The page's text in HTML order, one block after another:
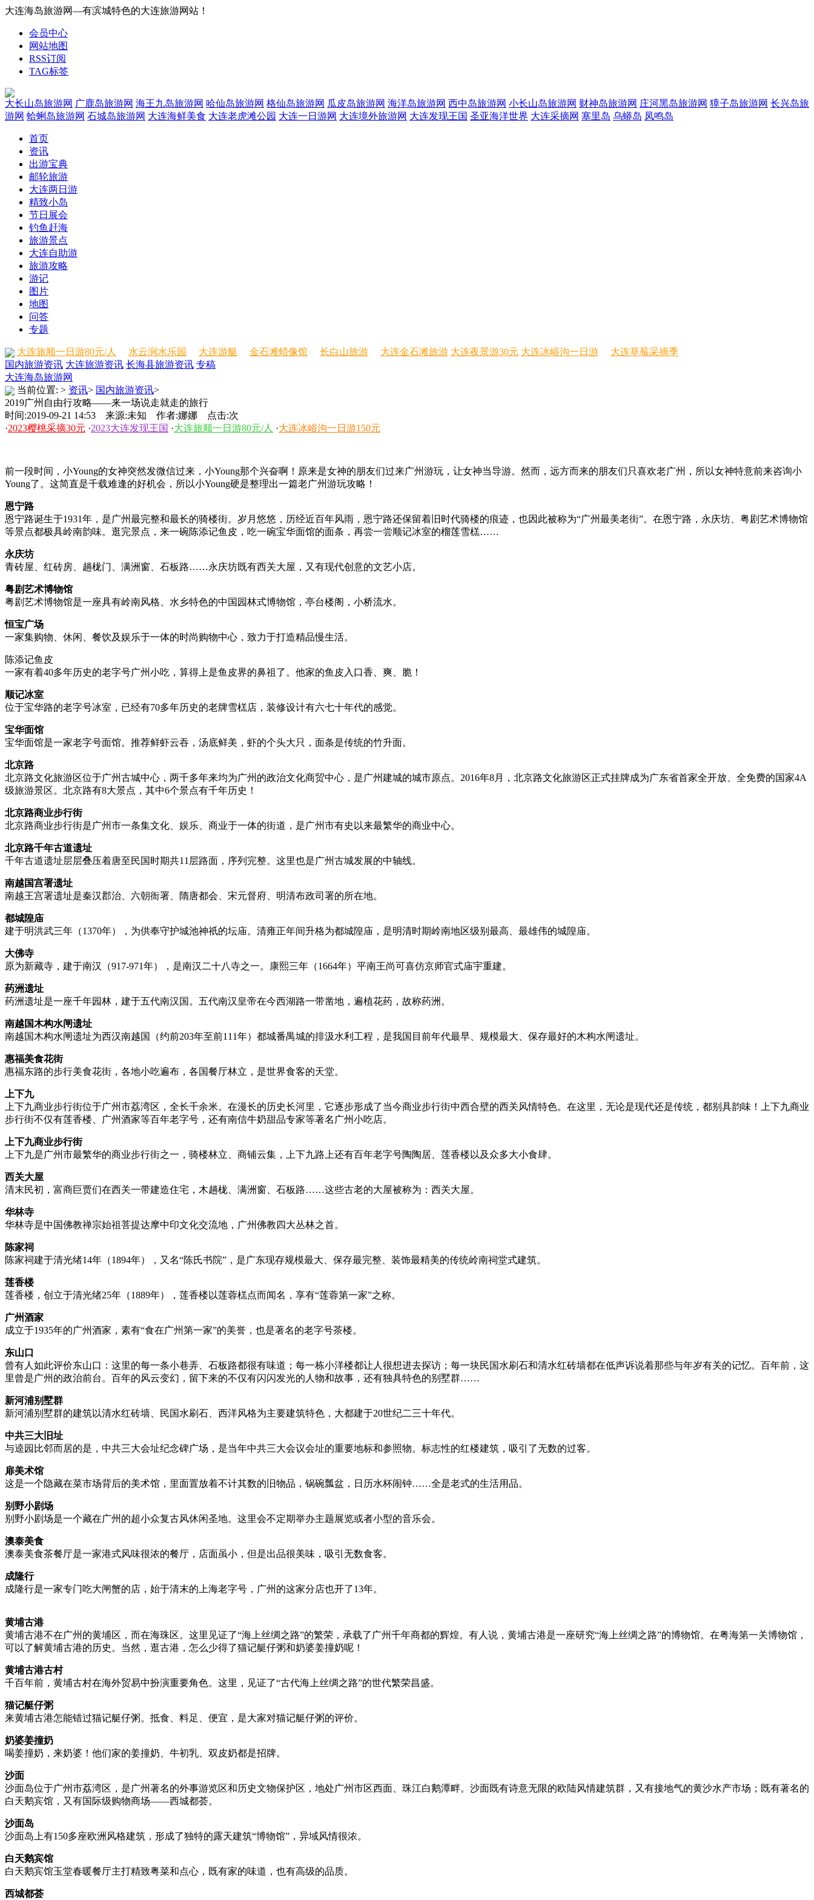
大连海岛旅游网—有滨城特色的大连旅游网站！
会员中心
网站地图
RSS订阅
TAG标签
大长山岛旅游网 广鹿岛旅游网 海王九岛旅游网 哈仙岛旅游网 格仙岛旅游网 瓜皮岛旅游网 海洋岛旅游网 西中岛旅游网 小长山岛旅游网 财神岛旅游网 庄河黑岛旅游网 獐子岛旅游网 长兴岛旅
游网 蛤蜊岛旅游网 石城岛旅游网 大连海鲜美食 大连老虎滩公园 大连一日游网 大连境外旅游网 大连发现王国 圣亚海洋世界 大连采摘网 塞里岛 乌蟒岛 凤鸣岛
首页
资讯
出游宝典
邮轮旅游
大连两日游
精致小岛
节日展会
钓鱼赶海
旅游景点
大连自助游
旅游攻略
游记
图片
地图
问答
专题
大连旅顺一日游80元/人 水云涧水乐园 大连游艇 金石滩蜡像馆 长白山旅游 大连金石滩旅游 大连夜景游30元 大连冰峪沟一日游
大连草莓采摘季
国内旅游资讯 大连旅游资讯 长海县旅游资讯 专稿
大连海岛旅游网
当前位置: > 资讯> 国内旅游资讯>
2019广州自由行攻略——来一场说走就走的旅行
时间:2019-09-21 14:53 来源:未知 作者:娜娜 点击:次
·2023樱桃采摘30元 ·2023大连发现王国 ·大连旅顺一日游80元/人 ·大连冰峪沟一日游150元
前一段时间，小Young的女神突然发微信过来，小Young那个兴奋啊！原来是女神的朋友们过来广州游玩，让女神当导游。然而，远方而来的朋友们只喜欢老广州，所以女神特意前来咨询小
Young了。这简直是千载难逢的好机会，所以小Young硬是整理出一篇老广州游玩攻略！
恩宁路
恩宁路诞生于1931年，是广州最完整和最长的骑楼街。岁月悠悠，历经近百年风雨，恩宁路还保留着旧时代骑楼的痕迹，也因此被称为“广州最美老街”。在恩宁路，永庆坊、粤剧艺术博物馆
等景点都极具岭南韵味。逛完景点，来一碗陈添记鱼皮，吃一碗宝华面馆的面条，再尝一尝顺记冰室的榴莲雪榚……
永庆坊
青砖屋、红砖房、趟栊门、满洲窗、石板路……永庆坊既有西关大屋，又有现代创意的文艺小店。
粤剧艺术博物馆
粤剧艺术博物馆是一座具有岭南风格、水乡特色的中国园林式博物馆，亭台楼阁，小桥流水。
恒宝广场
一家集购物、休闲、餐饮及娱乐于一体的时尚购物中心，致力于打造精品慢生活。
陈添记鱼皮
一家有着40多年历史的老字号广州小吃，算得上是鱼皮界的鼻祖了。他家的鱼皮入口香、爽、脆！
顺记冰室
位于宝华路的老字号冰室，已经有70多年历史的老牌雪榚店，装修设计有六七十年代的感觉。
宝华面馆
宝华面馆是一家老字号面馆。推荐鲜虾云吞，汤底鲜美，虾的个头大只，面条是传统的竹升面。
北京路
北京路文化旅游区位于广州古城中心，两千多年来均为广州的政治文化商贸中心，是广州建城的城市原点。2016年8月，北京路文化旅游区正式挂牌成为广东省首家全开放、全免费的国家4A
级旅游景区。北京路有8大景点，其中6个景点有千年历史！
北京路商业步行街
北京路商业步行街是广州市一条集文化、娱乐、商业于一体的街道，是广州市有史以来最繁华的商业中心。
北京路千年古道遗址
千年古道遗址层层叠压着唐至民国时期共11层路面，序列完整。这里也是广州古城发展的中轴线。
南越国宫署遗址
南越王宫署遗址是秦汉郡治、六朝衙署、隋唐都会、宋元督府、明清布政司署的所在地。
都城隍庙
建于明洪武三年（1370年），为供奉守护城池神祇的坛庙。清雍正年间升格为都城隍庙，是明清时期岭南地区级别最高、最雄伟的城隍庙。
大佛寺
原为新藏寺，建于南汉（917-971年），是南汉二十八寺之一。康熙三年（1664年）平南王尚可喜仿京师官式庙宇重建。
药洲遗址
药洲遗址是一座千年园林，建于五代南汉国。五代南汉皇帝在今西湖路一带凿地，遍植花药，故称药洲。
南越国木构水闸遗址
南越国木构水闸遗址为西汉南越国（约前203年至前111年）都城番禺城的排汲水利工程，是我国目前年代最早、规模最大、保存最好的木构水闸遗址。
惠福美食花街
惠福东路的步行美食花街，各地小吃遍布，各国餐厅林立，是世界食客的天堂。
上下九
上下九商业步行街位于广州市荔湾区，全长千余米。在漫长的历史长河里，它逐步形成了当今商业步行街中西合壁的西关风情特色。在这里，无论是现代还是传统，都别具韵味！上下九商业
步行街不仅有莲香楼、广州酒家等百年老字号，还有南信牛奶甜品专家等著名广州小吃店。
上下九商业步行街
上下九是广州市最繁华的商业步行街之一，骑楼林立、商铺云集，上下九路上还有百年老字号陶陶居、莲香楼以及众多大小食肆。
西关大屋
清末民初，富商巨贾们在西关一带建造住宅，木趟栊、满洲窗、石板路……这些古老的大屋被称为：西关大屋。
华林寺
华林寺是中国佛教禅宗始祖菩提达摩中印文化交流地，广州佛教四大丛林之首。
陈家祠
陈家祠建于清光绪14年（1894年），又名“陈氏书院”，是广东现存规模最大、保存最完整、装饰最精美的传统岭南祠堂式建筑。
莲香楼
莲香楼，创立于清光绪25年（1889年），莲香楼以莲蓉榚点而闻名，享有“莲蓉第一家”之称。
广州酒家
成立于1935年的广州酒家，素有“食在广州第一家”的美誉，也是著名的老字号茶楼。
东山口
曾有人如此评价东山口：这里的每一条小巷弄、石板路都很有味道；每一栋小洋楼都让人很想进去探访；每一块民国水刷石和清水红砖墙都在低声诉说着那些与年岁有关的记忆。百年前，这
里曾是广州的政治前台。百年的风云变幻，留下来的不仅有闪闪发光的人物和故事，还有独具特色的别墅群……
新河浦别墅群
新河浦别墅群的建筑以清水红砖墙、民国水刷石、西洋风格为主要建筑特色，大都建于20世纪二三十年代。
中共三大旧址
与逵园比邻而居的是，中共三大会址纪念碑广场，是当年中共三大会议会址的重要地标和参照物。标志性的红楼建筑，吸引了无数的过客。
扉美术馆
这是一个隐藏在菜市场背后的美术馆，里面置放着不计其数的旧物品，锅碗瓢盆，日历水杯闹钟……全是老式的生活用品。
别野小剧场
别野小剧场是一个藏在广州的超小众复古风休闲圣地。这里会不定期举办主题展览或者小型的音乐会。
澳泰美食
澳泰美食茶餐厅是一家港式风味很浓的餐厅，店面虽小，但是出品很美味，吸引无数食客。
成隆行
成隆行是一家专门吃大闸蟹的店，始于清末的上海老字号，广州的这家分店也开了13年。
黄埔古港
黄埔古港不在广州的黄埔区，而在海珠区。这里见证了“海上丝绸之路”的繁荣，承载了广州千年商都的辉煌。有人说，黄埔古港是一座研究“海上丝绸之路”的博物馆。在粤海第一关博物馆，
可以了解黄埔古港的历史。当然，逛古港，怎么少得了猫记艇仔粥和奶婆姜撞奶呢！
黄埔古港古村
千百年前，黄埔古村在海外贸易中扮演重要角色。这里，见证了“古代海上丝绸之路”的世代繁荣昌盛。
猫记艇仔粥
来黄埔古港怎能错过猫记艇仔粥。抵食、料足、便宜，是大家对猫记艇仔粥的评价。
奶婆姜撞奶
喝姜撞奶，来奶婆！他们家的姜撞奶、牛初乳、双皮奶都是招牌。
沙面
沙面岛位于广州市荔湾区，是广州著名的外事游览区和历史文物保护区，地处广州市区西面、珠江白鹅潭畔。沙面既有诗意无限的欧陆风情建筑群，又有接地气的黄沙水产市场；既有著名的
白天鹅宾馆，又有国际级购物商场——西城都荟。
沙面岛
沙面岛上有150多座欧洲风格建筑，形成了独特的露天建筑“博物馆”，异域风情很浓。
白天鹅宾馆
白天鹅宾馆玉堂春暖餐厅主打精致粤菜和点心，既有家的味道，也有高级的品质。
西城都荟